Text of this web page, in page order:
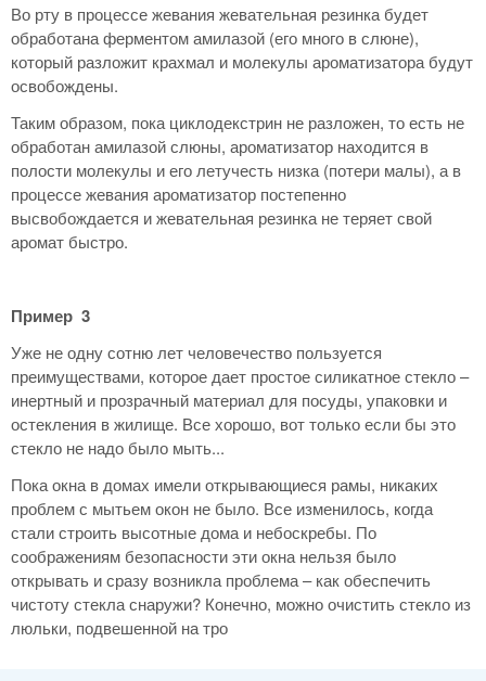
Во рту в процессе жевания жевательная резинка будет
обработана ферментом амилазой (его много в слюне),
который разложит крахмал и молекулы ароматизатора будут
освобождены.
Таким образом, пока циклодекстрин не разложен, то есть не
обработан амилазой слюны, ароматизатор находится в
полости молекулы и его летучесть низка (потери малы), а в
процессе жевания ароматизатор постепенно
высвобождается и жевательная резинка не теряет свой
аромат быстро.
Пример 3
Уже не одну сотню лет человечество пользуется
преимуществами, которое дает простое силикатное стекло –
инертный и прозрачный материал для посуды, упаковки и
остекления в жилище. Все хорошо, вот только если бы это
стекло не надо было мыть...
Пока окна в домах имели открывающиеся рамы, никаких
проблем с мытьем окон не было. Все изменилось, когда
стали строить высотные дома и небоскребы. По
соображениям безопасности эти окна нельзя было
открывать и сразу возникла проблема – как обеспечить
чистоту стекла снаружи? Конечно, можно очистить стекло из
люльки, подвешенной на тро